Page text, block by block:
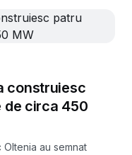
construiesc
circa 450
au semnat